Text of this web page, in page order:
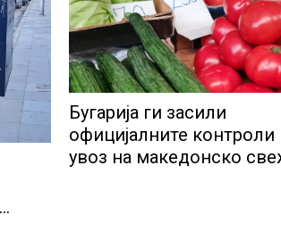
Бугарија ги засили
официјалните контроли
увоз на македонско